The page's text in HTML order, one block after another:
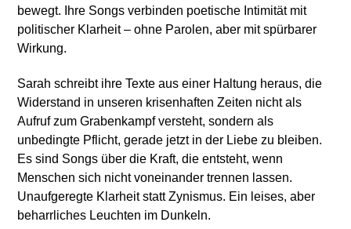
bewegt. Ihre Songs verbinden poetische Intimität mit
politischer Klarheit – ohne Parolen, aber mit spürbarer
Wirkung.
Sarah schreibt ihre Texte aus einer Haltung heraus, die
Widerstand in unseren krisenhaften Zeiten nicht als
Aufruf zum Grabenkampf versteht, sondern als
unbedingte Pflicht, gerade jetzt in der Liebe zu bleiben.
Es sind Songs über die Kraft, die entsteht, wenn
Menschen sich nicht voneinander trennen lassen.
Unaufgeregte Klarheit statt Zynismus. Ein leises, aber
beharrliches Leuchten im Dunkeln.